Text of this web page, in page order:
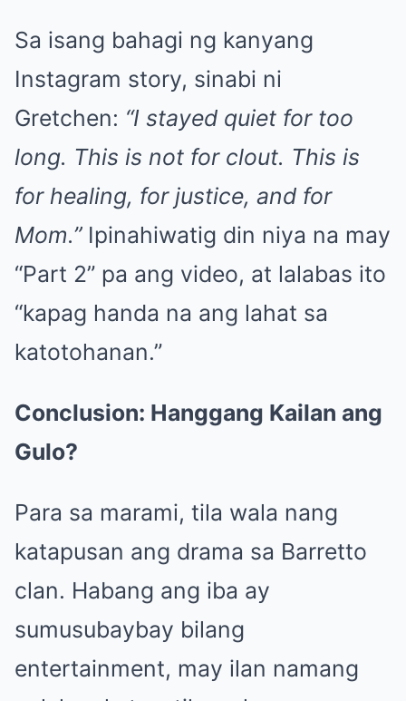
Sa isang bahagi ng kanyang
Instagram story, sinabi ni
Gretchen: “I stayed quiet for too
long. This is not for clout. This is
for healing, for justice, and for
Mom.”Ipinahiwatig din niya na may
“Part 2” pa ang video, at lalabas ito
“kapag handa na ang lahat sa
katotohanan.”
Conclusion: Hanggang Kailan ang
Gulo?
Para sa marami, tila wala nang
katapusan ang drama sa Barretto
clan. Habang ang iba ay
sumusubaybay bilang
entertainment, may ilan namang